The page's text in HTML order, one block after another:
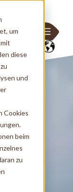
um
diese
und
Cookies
beim
zu